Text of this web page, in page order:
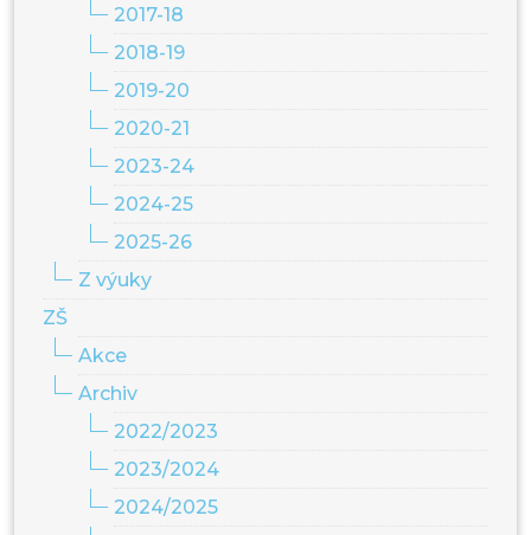
2017-18
2018-19
2019-20
2020-21
2023-24
2024-25
2025-26
Z výuky
ZŠ
Akce
Archiv
2022/2023
2023/2024
2024/2025